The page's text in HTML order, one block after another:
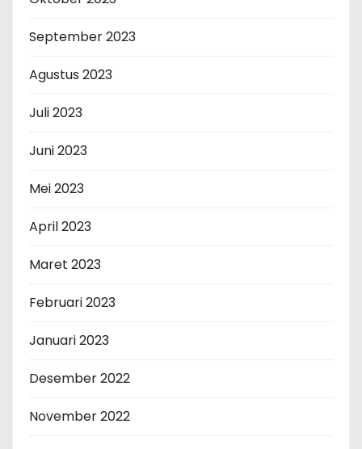
September 2023
Agustus 2023
Juli 2023
Juni 2023
Mei 2023
April 2023
Maret 2023
Februari 2023
Januari 2023
Desember 2022
November 2022